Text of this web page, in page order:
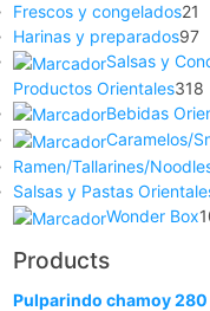
Frescos y congelados21
Harinas y preparados97
Salsas y
Productos Orientales318
Bebidas
Caramelos/
Ramen/Tallarines/
Salsas y Pastas
Wonder Box
Products
Pulparindo chamoy